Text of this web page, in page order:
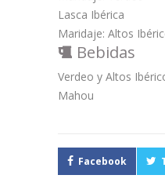
Lasca Ibérica
Maridaje: Altos
Bebidas
Verdeo y Altos
Mahou
Facebook